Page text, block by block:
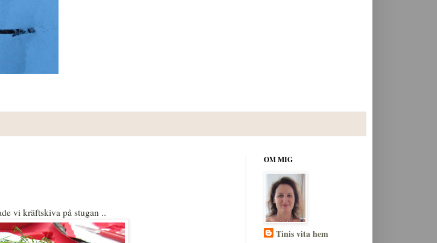
vi kräftskiva på stugan ..
OM MIG
Tinis vita hem